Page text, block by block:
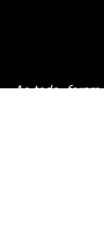
Ao todo, foram